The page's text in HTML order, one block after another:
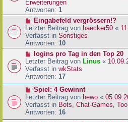
t
r
a
g
e
r
B
e
i
t
r
a
g
Erweiterungen
Antworten: 1
N
e
u
e
r
B
e
i
t
a
g
Eingabefeld vergrössern!?
Letzter Beitrag von baecker50 «
Verfasst in Sonstiges
Antworten: 10
N
e
u
e
r
B
e
i
t
logins pro Tag in den Top 20
Letzter Beitrag von Linus «
Verfasst in wkStats
Antworten: 17
N
e
u
e
r
Spiel: 4 Gewinnt
Letzter Beitrag von hewo «
Verfasst in Bots, Chat-Games,
Antworten: 16